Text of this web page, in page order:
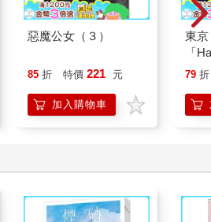
惡魔公女（３）
85 折 特價 221 元
加入購物車
東
「
大
塔！
79 折